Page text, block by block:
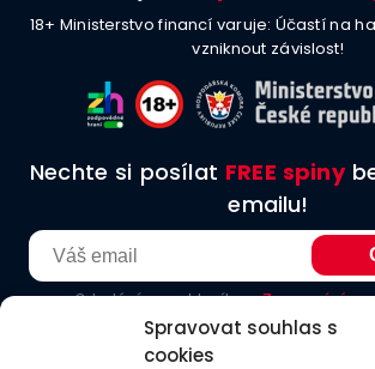
Spravovat souhlas s
cookies
18+ Ministerstvo financí varuje: Účastí na
vzniknout závislost!
Nechte si posílat FREE spiny
emailu!
Odesláním souhlasíte seZpracování